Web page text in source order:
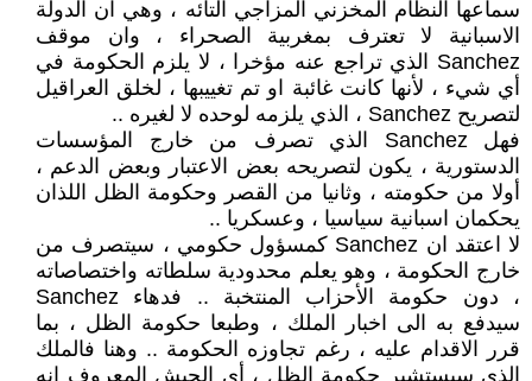
سماعها النظام المخزني المزاجي التائه ، وهي ان الدولة
الاسبانية لا تعترف بمغربية الصحراء ، وان موقف
Sanchez الذي تراجع عنه مؤخرا ، لا يلزم الحكومة في
أي شيء ، لأنها كانت غائبة او تم تغييبها ، لخلق العراقيل
لتصريح Sanchez ، الذي يلزمه لوحده لا لغيره ..
فهل Sanchez الذي تصرف من خارج المؤسسات
الدستورية ، يكون لتصريحه بعض الاعتبار وبعض الدعم ،
أولا من حكومته ، وثانيا من القصر وحكومة الظل اللذان
يحكمان اسبانية سياسيا ، وعسكريا ..
لا اعتقد ان Sanchez كمسؤول حكومي ، سيتصرف من
خارج الحكومة ، وهو يعلم محدودية سلطاته واختصاصاته
، دون حكومة الأحزاب المنتخبة .. فدهاء Sanchez
سيدفع به الى اخبار الملك ، وطبعا حكومة الظل ، بما
قرر الاقدام عليه ، رغم تجاوزه الحكومة .. وهنا فالملك
الذي سيستشير حكومة الظل ، أي الجيش المعروف انه